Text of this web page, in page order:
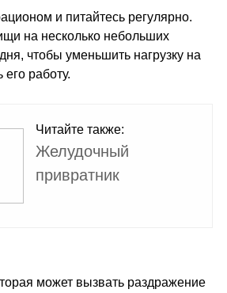
и питайтесь регулярно.
на несколько небольших
чтобы уменьшить нагрузку на
его работу.
Читайте также:
Желудочный
привратник
может вызвать раздражение